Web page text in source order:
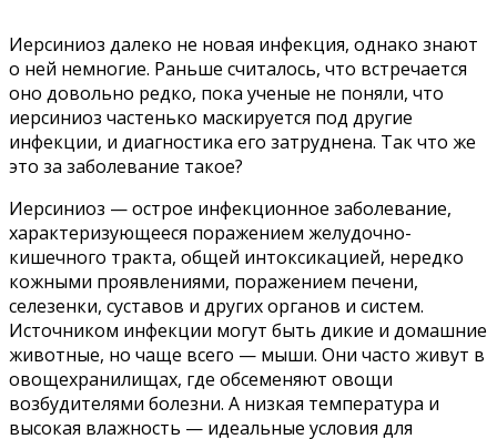
Иерсиниоз далеко не новая инфекция, однако знают
о ней немногие. Раньше считалось, что встречается
оно довольно редко, пока ученые не поняли, что
иерсиниоз частенько маскируется под другие
инфекции, и диагностика его затруднена. Так что же
это за заболевание такое?
Иерсиниоз — острое инфекционное заболевание,
характеризующееся поражением желудочно-
кишечного тракта, общей интоксикацией, нередко
кожными проявлениями, поражением печени,
селезенки, суставов и других органов и систем.
Источником инфекции могут быть дикие и домашние
животные, но чаще всего — мыши. Они часто живут в
овощехранилищах, где обсеменяют овощи
возбудителями болезни. А низкая температура и
высокая влажность — идеальные условия для